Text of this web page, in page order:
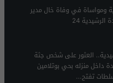
ومواساة في وفاة خال مدير
الرشيدية 24
العثور على شخص جثة
داخل منزله بحي بوتلامين
تفتح...